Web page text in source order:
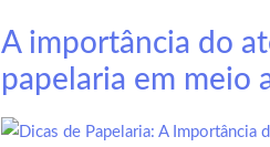
A importância do
papelaria em meio